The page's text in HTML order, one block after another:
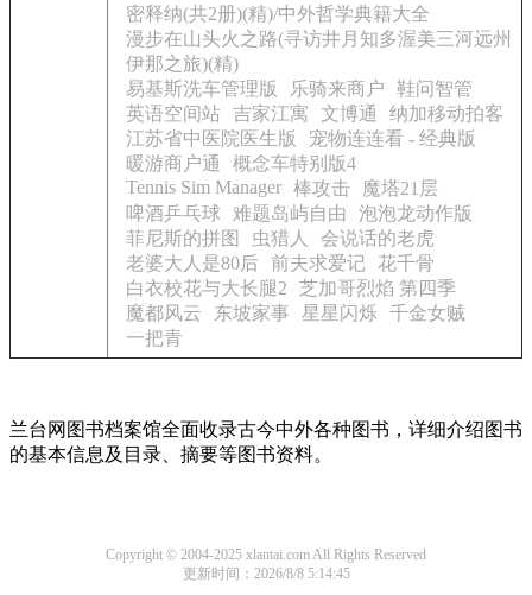
密释纳(共2册)(精)/中外哲学典籍大全
漫步在山头火之路(寻访井月知多渥美三河远州
伊那之旅)(精)
易基斯洗车管理版
乐骑来商户
鞋问智管
英语空间站 吉家江寓 文博通
纳加移动拍客
江苏省中医院医生版
宠物连连看 - 经典版
暖游商户通
概念车特别版4
Tennis Sim Manager 棒攻击
魔塔21层
啤酒乒乓球
难题岛屿自由
泡泡龙动作版
菲尼斯的拼图
虫猎人
会说话的老虎
老婆大人是80后
前夫求爱记
花千骨
白衣校花与大长腿2
芝加哥烈焰 第四季
魔都风云
东坡家事 星星闪烁 千金女贼
一把青
兰台网图书档案馆全面收录古今中外各种图书，详细介绍图书
的基本信息及目录、摘要等图书资料。
Copyright © 2004-2025 xlantai.com All Rights Reserved
更新时间：2026/8/8 5:14:45